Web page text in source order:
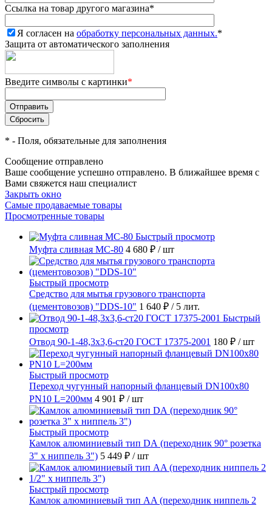
Ссылка на товар другого магазина*
Я согласен на обработку персональных данных.*
Защита от автоматического заполнения
Введите символы с картинки*
* - Поля, обязательные для заполнения
Сообщение отправлено
Ваше сообщение успешно отправлено. В ближайшее время с
Вами свяжется наш специалист
Закрыть окно
Самые продаваемые товары
Просмотренные товары
Быстрый просмотр
Муфта сливная МС-80 4 680 ₽ / шт
Быстрый просмотр
Средство для мытья грузового транспорта
(цементовозов) "DDS-10" 1 640 ₽ / 5 лит.
Быстрый
просмотр
Отвод 90-1-48,3х3,6-ст20 ГОСТ 17375-2001 180 ₽ / шт
Быстрый просмотр
Переход чугунный напорный фланцевый DN100х80
PN10 L=200мм 4 901 ₽ / шт
Быстрый просмотр
Камлок алюминиевый тип DА (переходник 90° розетка
3" х ниппель 3") 5 449 ₽ / шт
Быстрый просмотр
Камлок алюминиевый тип AA (переходник ниппель 2